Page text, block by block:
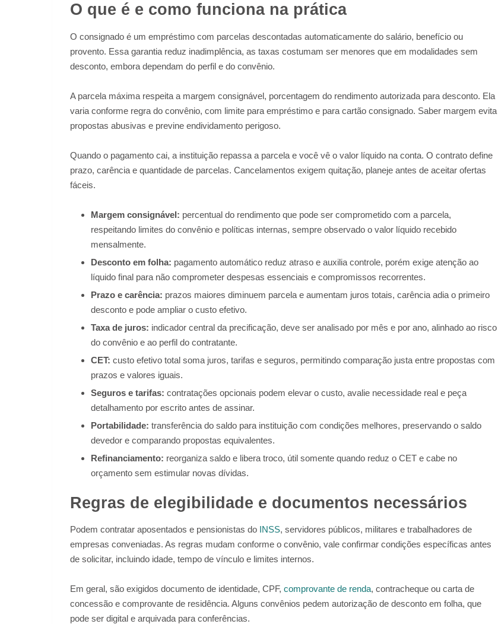
O que é e como funciona na prática
O consignado é um empréstimo com parcelas descontadas automaticamente do salário, benefício ou
provento. Essa garantia reduz inadimplência, as taxas costumam ser menores que em modalidades sem
desconto, embora dependam do perfil e do convênio.
A parcela máxima respeita a margem consignável, porcentagem do rendimento autorizada para desconto. Ela
varia conforme regra do convênio, com limite para empréstimo e para cartão consignado. Saber margem evita
propostas abusivas e previne endividamento perigoso.
Quando o pagamento cai, a instituição repassa a parcela e você vê o valor líquido na conta. O contrato define
prazo, carência e quantidade de parcelas. Cancelamentos exigem quitação, planeje antes de aceitar ofertas
fáceis.
Margem consignável: percentual do rendimento que pode ser comprometido com a parcela,
respeitando limites do convênio e políticas internas, sempre observado o valor líquido recebido
mensalmente.
Desconto em folha: pagamento automático reduz atraso e auxilia controle, porém exige atenção ao
líquido final para não comprometer despesas essenciais e compromissos recorrentes.
Prazo e carência: prazos maiores diminuem parcela e aumentam juros totais, carência adia o primeiro
desconto e pode ampliar o custo efetivo.
Taxa de juros: indicador central da precificação, deve ser analisado por mês e por ano, alinhado ao risco
do convênio e ao perfil do contratante.
CET: custo efetivo total soma juros, tarifas e seguros, permitindo comparação justa entre propostas com
prazos e valores iguais.
Seguros e tarifas: contratações opcionais podem elevar o custo, avalie necessidade real e peça
detalhamento por escrito antes de assinar.
Portabilidade: transferência do saldo para instituição com condições melhores, preservando o saldo
devedor e comparando propostas equivalentes.
Refinanciamento: reorganiza saldo e libera troco, útil somente quando reduz o CET e cabe no
orçamento sem estimular novas dívidas.
Regras de elegibilidade e documentos necessários
Podem contratar aposentados e pensionistas do INSS, servidores públicos, militares e trabalhadores de
empresas conveniadas. As regras mudam conforme o convênio, vale confirmar condições específicas antes
de solicitar, incluindo idade, tempo de vínculo e limites internos.
Em geral, são exigidos documento de identidade, CPF, comprovante de renda, contracheque ou carta de
concessão e comprovante de residência. Alguns convênios pedem autorização de desconto em folha, que
pode ser digital e arquivada para conferências.